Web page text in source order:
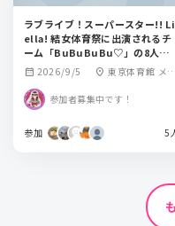
ラブライブ！スーパースター!! Li
ella! 結女体育祭に出演されるチ
ーム「BuBuBuBu♡」の8人にフ
ラワースタンドを贈りませんか？
calendar_month 2026/9/5 location_on 東京体育館 メイ
参加者募集中です！
参加 5